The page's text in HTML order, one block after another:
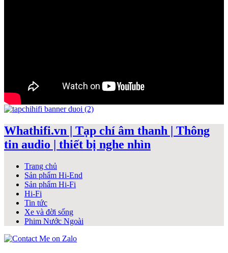
Whathifi.vn | Tạp chí âm thanh | Thông
tin audio | thiết bị nghe nhìn
Trang chủ
Sản phẩm Hi-End
Sản phẩm Hi-Fi
Hi-Fi
Tin tức
Xe và đời sống
Phim Nước Ngoài